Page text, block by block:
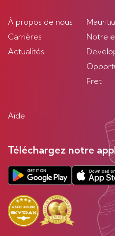
À propos de nous
Carrières
Actualités
Notre
Fret
Aide
Téléchargez notre